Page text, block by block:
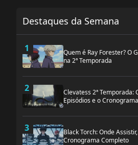
Destaques da Semana
1
Quem é Ray Forester? O
na 2ª Temporada
2
Clevatess 2ª Temporada:
Episódios e o
3
Black Torch: Onde
Cronograma Completo